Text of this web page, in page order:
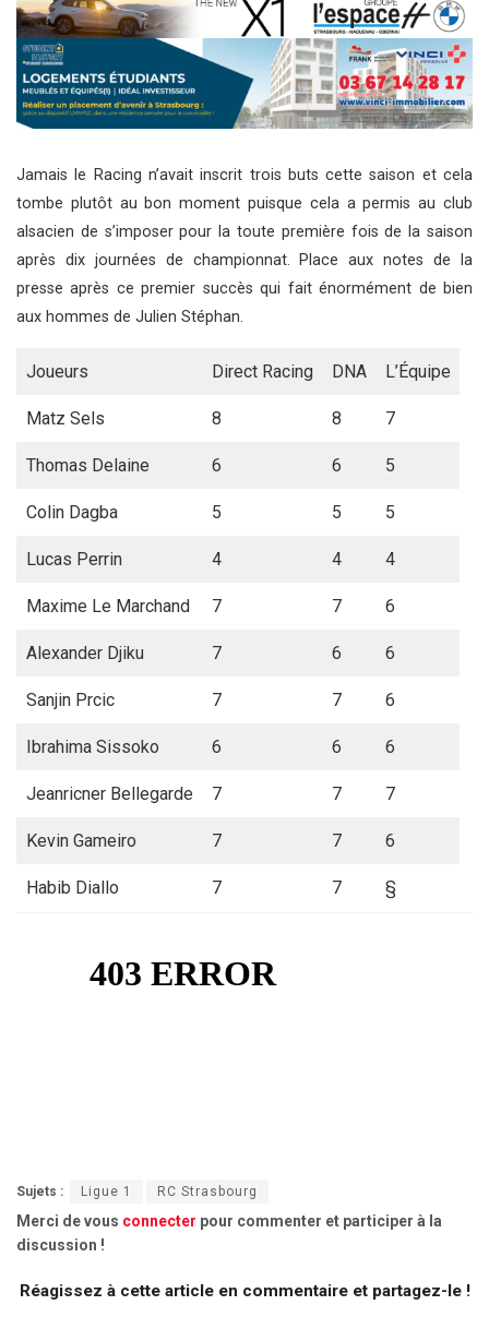
Jamais le Racing n’avait inscrit trois buts cette saison et cela
tombe plutôt au bon moment puisque cela a permis au club
alsacien de s’imposer pour la toute première fois de la saison
après dix journées de championnat. Place aux notes de la
presse après ce premier succès qui fait énormément de bien
aux hommes de Julien Stéphan.
Joueurs Direct Racing DNA L’Équipe
Matz Sels 8 8 7
Thomas Delaine 6 6 5
Colin Dagba 5 5 5
Lucas Perrin 4 4 4
Maxime Le Marchand 7 7 6
Alexander Djiku 7 6 6
Sanjin Prcic 7 7 6
Ibrahima Sissoko 6 6 6
Jeanricner Bellegarde 7 7 7
Kevin Gameiro 7 7 6
Habib Diallo 7 7 §
Sujets : Ligue 1 RC Strasbourg
Merci de vous connecter pour commenter et participer à la
discussion !
Réagissez à cette article en commentaire et partagez-le !